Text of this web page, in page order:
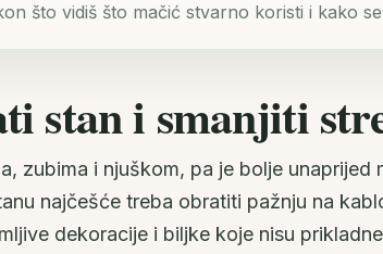
što vidiš što mačić stvarno koristi i kako
stan i smanjiti
zubima i njuškom, pa je bolje unaprijed
najčešće treba obratiti pažnju na
dekoracije i biljke koje nisu